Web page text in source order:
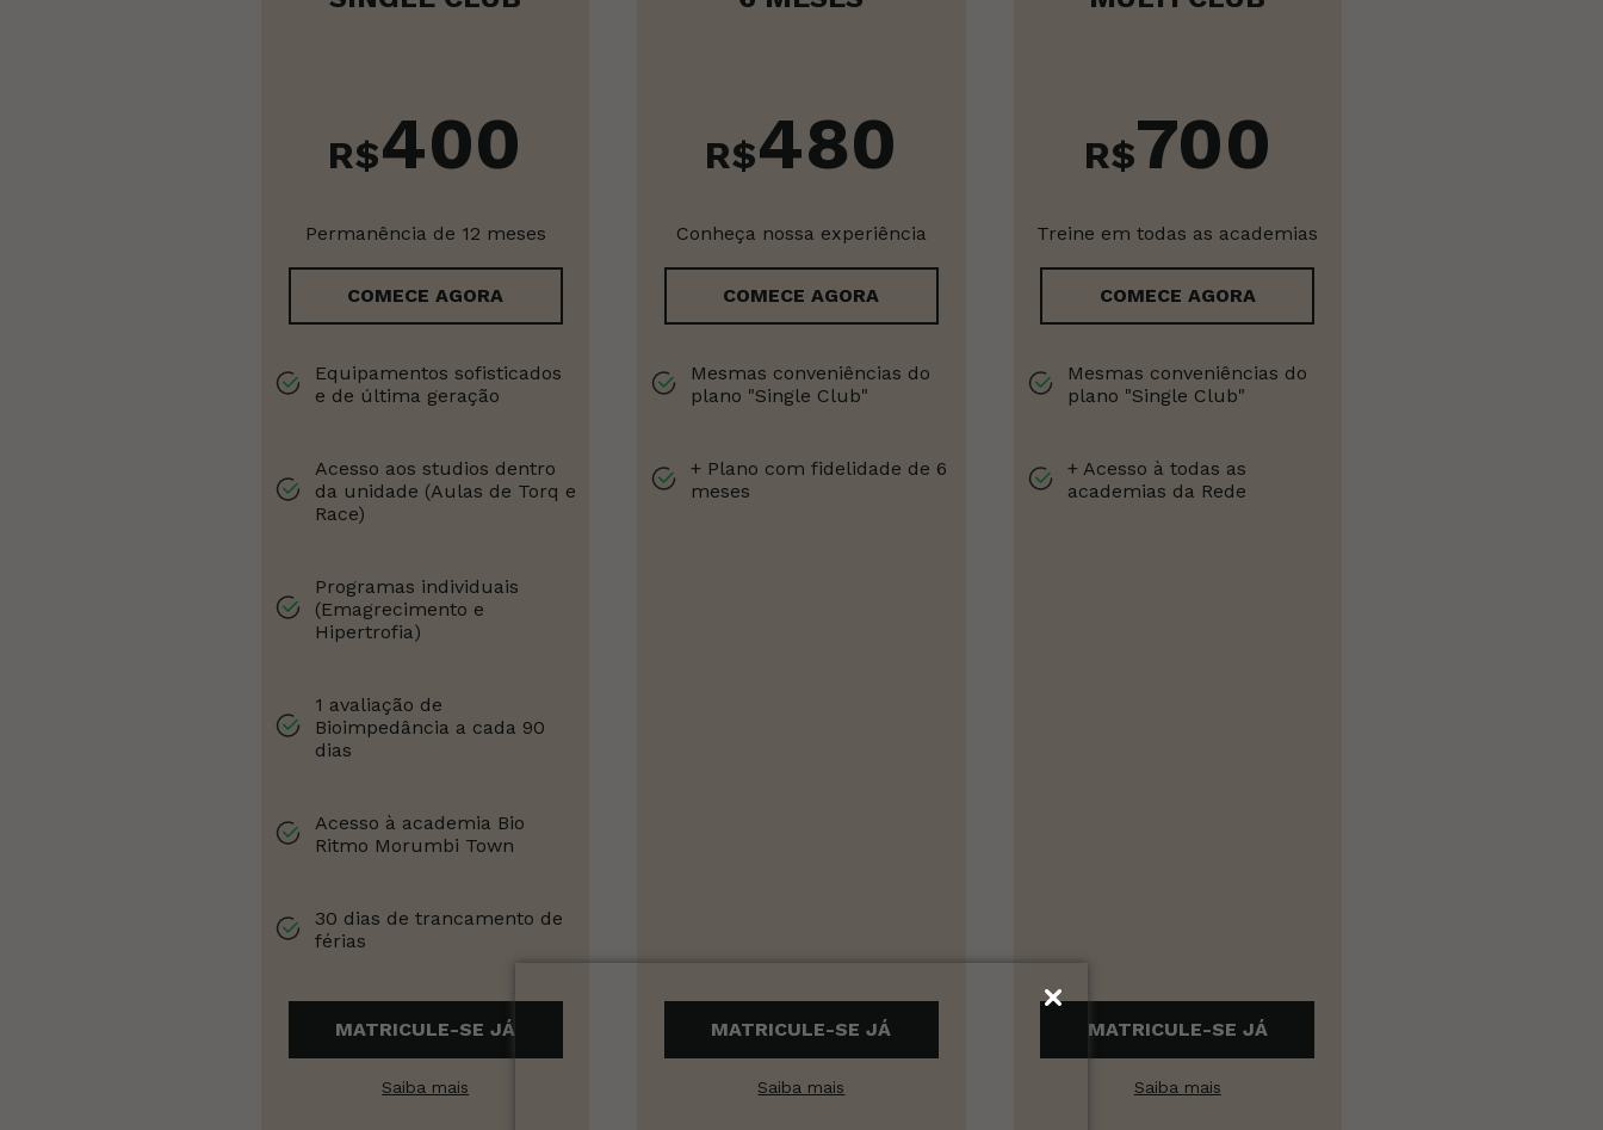
R$400
Permanência de 12 meses
COMECE AGORA
Equipamentos sofisticados
e de última geração
Acesso aos studios dentro
da unidade (Aulas de Torq e
Race)
Programas individuais
(Emagrecimento e
Hipertrofia)
1 avaliação de
Bioimpedância a cada 90
dias
Acesso à academia Bio
Ritmo Morumbi Town
30 dias de trancamento de
férias
MATRICULE-SE JÁ
Saiba mais
R$480
Conheça nossa experiência
COMECE AGORA
Mesmas conveniências do
plano "Single Club"
+ Plano com fidelidade de 6
meses
MATRICULE-SE JÁ
Saiba mais
R$700
Treine em todas as academias
COMECE AGORA
Mesmas conveniências do
plano "Single Club"
+ Acesso à todas as
academias da Rede
MATRICULE-SE JÁ
Saiba mais